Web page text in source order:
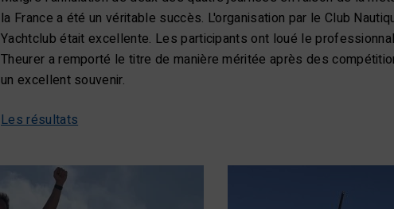
la France a été un véritable succès. L'organisation par le Club
Yachtclub était excellente. Les participants ont loué le
Theurer a remporté le titre de manière méritée après des
un excellent souvenir.
Les résultats